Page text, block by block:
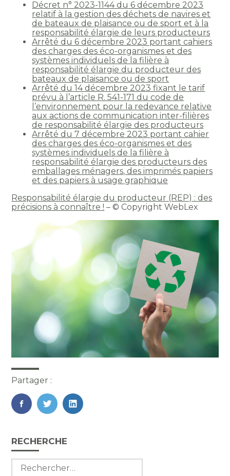
Décret n° 2023-1144 du 6 décembre 2023
relatif à la gestion des déchets de navires et
de bateaux de plaisance ou de sport et à la
responsabilité élargie de leurs producteurs
Arrêté du 6 décembre 2023 portant cahiers
des charges des éco-organismes et des
systèmes individuels de la filière à
responsabilité élargie du producteur des
bateaux de plaisance ou de sport
Arrêté du 14 décembre 2023 fixant le tarif
prévu à l’article R. 541-171 du code de
l’environnement pour la redevance relative
aux actions de communication inter-filières
de responsabilité élargie des producteurs
Arrêté du 7 décembre 2023 portant cahier
des charges des éco-organismes et des
systèmes individuels de la filière à
responsabilité élargie des producteurs des
emballages ménagers, des imprimés papiers
et des papiers à usage graphique
Responsabilité élargie du producteur (REP) : des
précisions à connaître ! – © Copyright WebLex
Partager :
FaceBook
TwitterLinkedIn
Blog
sidebar
RECHERCHE
Rechercher :